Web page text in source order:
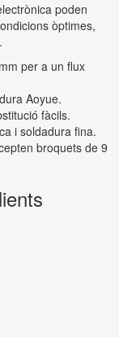
poden
òptimes,
per a un flux
Aoyue.
fàcils.
i soldadura fina.
broquets de 9